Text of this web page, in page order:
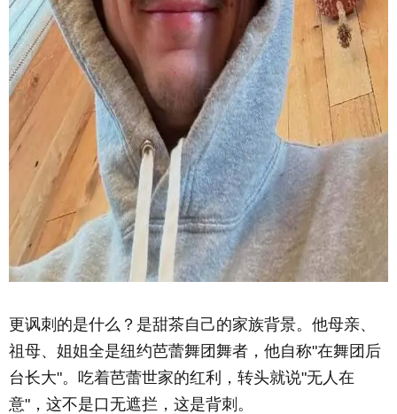
更讽刺的是什么？是甜茶自己的家族背景。他母亲、
祖母、姐姐全是纽约芭蕾舞团舞者，他自称"在舞团后
台长大"。吃着芭蕾世家的红利，转头就说"无人在
意"，这不是口无遮拦，这是背刺。